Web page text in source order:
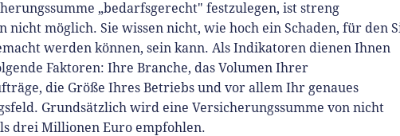
„bedarfsgerecht" festzulegen, ist streng
nicht möglich. Sie wissen nicht, wie hoch ein Schaden, für den
werden können, sein kann. Als Indikatoren dienen Ihnen
Faktoren: Ihre Branche, das Volumen Ihrer
die Größe Ihres Betriebs und vor allem Ihr genaues
Grundsätzlich wird eine Versicherungssumme von nicht
drei Millionen Euro empfohlen.